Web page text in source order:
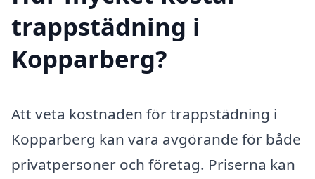
trappstädning i
Kopparberg?
Att veta kostnaden för trappstädning i
Kopparberg kan vara avgörande för både
privatpersoner och företag. Priserna kan